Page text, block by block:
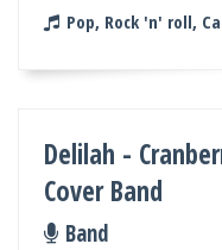
Pop, Rock 'n' roll,
Delilah -
Cover Band
Band